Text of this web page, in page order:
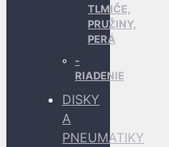
TLMIČE,
PRUŽINY,
PERÁ
RIADENIE
DISKY
A
PNEUMATIKY